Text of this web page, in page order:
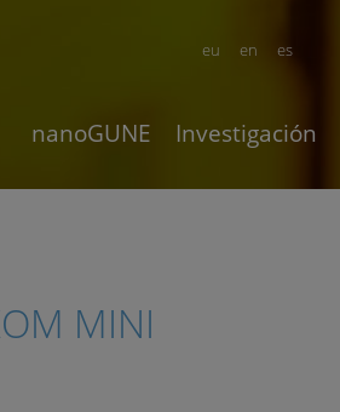
en es
eu
nanoGUNE Investigación
MINI